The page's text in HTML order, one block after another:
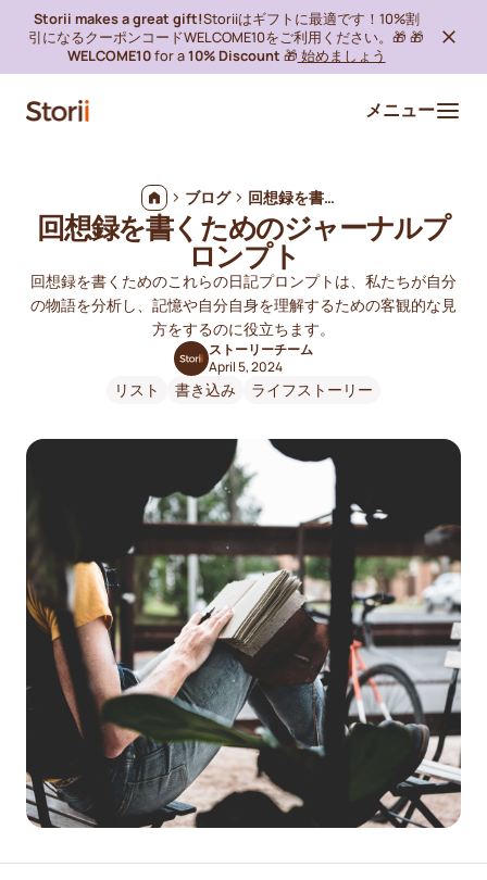
Storii makes a great gift!Storiiはギフトに最適です！10%割
引になるクーポンコードWELCOME10をご利用ください。🎁 🎁
WELCOME10for a10% Discount 🎁 始めましょう
メニュー
ブログ 回想録を書くためのジャーナルプロンプト
回想録を書くためのジャーナルプ
ロンプト
回想録を書くためのこれらの日記プロンプトは、私たちが自分
の物語を分析し、記憶や自分自身を理解するための客観的な見
方をするのに役立ちます。
ストーリーチーム
April 5, 2024
リスト 書き込み ライフストーリー